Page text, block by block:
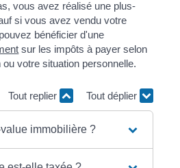
vous avez réalisé une plus-
si vous avez vendu votre
bénéficier d'une
sur les impôts à payer selon
votre situation personnelle.
Tout replier Tout déplier
immobilière ?